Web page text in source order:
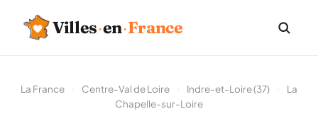
Villes·en·France
La France Centre-Val de Loire Indre-et-Loire (37)
La
Chapelle-sur-Loire